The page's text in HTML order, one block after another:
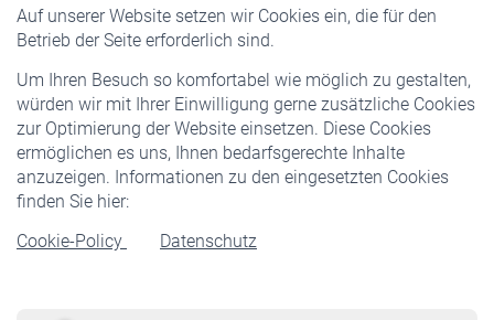
Auf unserer Website setzen wir Cookies ein, die für den
Betrieb der Seite erforderlich sind.
Um Ihren Besuch so komfortabel wie möglich zu gestalten,
würden wir mit Ihrer Einwilligung gerne zusätzliche Cookies
zur Optimierung der Website einsetzen. Diese Cookies
ermöglichen es uns, Ihnen bedarfsgerechte Inhalte
anzuzeigen. Informationen zu den eingesetzten Cookies
finden Sie hier:
Cookie-Policy
Datenschutz
Pflichtversicherung
Staatliche Förderung
Veranstaltungen
Rentner
Rentenbeginn
Rente beantragen